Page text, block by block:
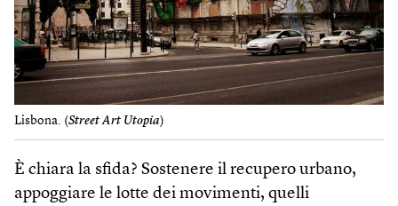
Lisbona. (Street Art Utopia)
È chiara la sfida? Sostenere il recupero urbano,
appoggiare le lotte dei movimenti, quelli